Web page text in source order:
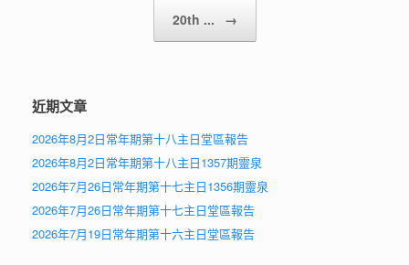
20th ... →
近期文章
2026年8月2日常年期第十八主日堂區報告
2026年8月2日常年期第十八主日1357期靈泉
2026年7月26日常年期第十七主日1356期靈泉
2026年7月26日常年期第十七主日堂區報告
2026年7月19日常年期第十六主日堂區報告